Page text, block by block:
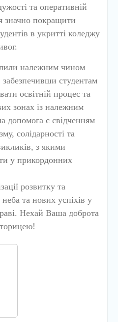
та оперативній
значно покращити
в укритті коледжу
належним чином
студентам
освітній процес та
зонах із належним
допомога є свідченням
солідарності та
з якими
у прикордонних
розвитку та
та нових успіхів у
Нехай Ваша доброта